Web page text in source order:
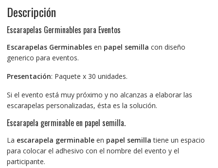
Descripción
Escarapelas Germinables para Eventos
Escarapelas Germinablesen papel semilla con diseño
generico para eventos.
Presentación: Paquete x 30 unidades.
Si el evento está muy próximo y no alcanzas a elaborar las
escarapelas personalizadas, ésta es la solución.
Escarapela germinable en papel semilla.
La escarapela germinable en papel semilla tiene un espacio
para colocar el adhesivo con el nombre del evento y el
participante.